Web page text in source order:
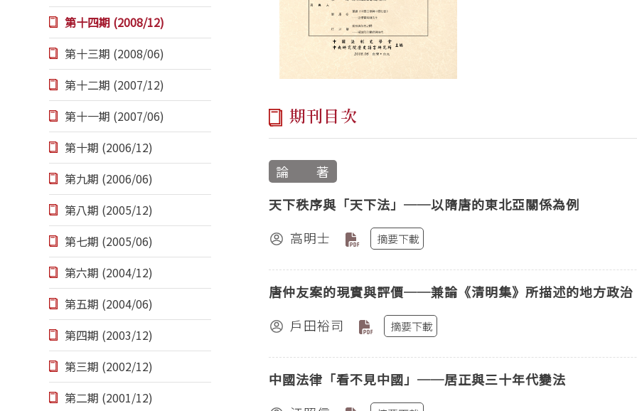
第十四期 (2008/12)
第十三期 (2008/06)
第十二期 (2007/12)
第十一期 (2007/06)
第十期 (2006/12)
第九期 (2006/06)
第八期 (2005/12)
第七期 (2005/06)
第六期 (2004/12)
第五期 (2004/06)
第四期 (2003/12)
第三期 (2002/12)
第二期 (2001/12)
期刊目次
論 著
天下秩序與「天下法」──以隋唐的東北亞關係為例
高明士
摘要下載
唐仲友案的現實與評價──兼論《清明集》所描述的地方政治
戶田裕司
摘要下載
中國法律「看不見中國」──居正與三十年代變法